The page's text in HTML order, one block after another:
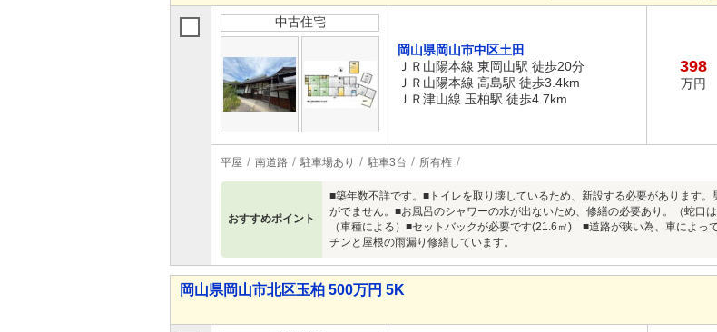
中古住宅
岡山県岡山市中区土田
ＪＲ山陽本線 東岡山駅 徒歩20分
ＪＲ山陽本線 高島駅 徒歩3.4km
ＪＲ津山線 玉柏駅 徒歩4.7km
398
万円
平屋 南道路 駐車場あり 駐車3台 所有権
おすすめポイント
■築年数不詳です。■トイレを取り壊しているため、新設する必要があります
がでません。■お風呂のシャワーの水が出ないため、修繕の必要あり。（蛇口
（車種による）■セットバックが必要です(21.6㎡) ■道路が狭い為、車によ
チンと屋根の雨漏り修繕しています。
岡山県岡山市北区玉柏 500万円 5K